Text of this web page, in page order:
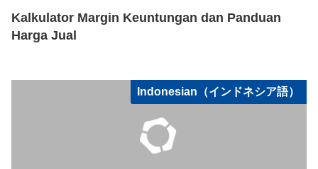
Kalkulator Margin Keuntungan dan Panduan
Harga Jual
Indonesian（インドネシア語）